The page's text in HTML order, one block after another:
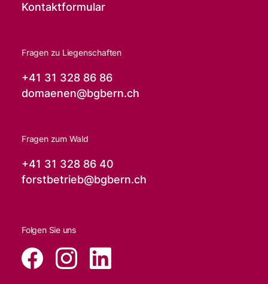
Kontaktformular
Fragen zu Liegenschaften
+41 31 328 86 86
domaenen@bgbern.ch
Fragen zum Wald
+41 31 328 86 40
forstbetrieb@bgbern.ch
Folgen Sie uns